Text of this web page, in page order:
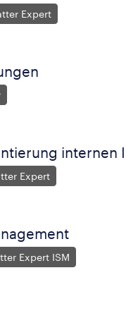
Expert
internen
Expert
Expert ISM